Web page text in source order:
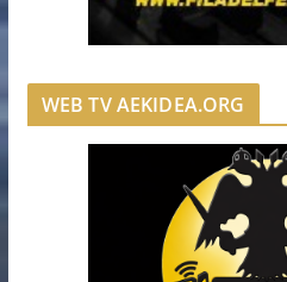
WEB TV AEKIDEA.ORG